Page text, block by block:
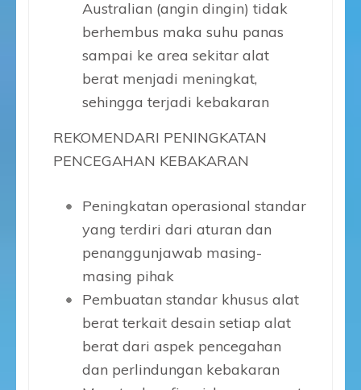
Australian (angin dingin) tidak
berhembus maka suhu panas
sampai ke area sekitar alat
berat menjadi meningkat,
sehingga terjadi kebakaran
REKOMENDARI PENINGKATAN
PENCEGAHAN KEBAKARAN
Peningkatan operasional standar
yang terdiri dari aturan dan
penanggunjawab masing-
masing pihak
Pembuatan standar khusus alat
berat terkait desain setiap alat
berat dari aspek pencegahan
dan perlindungan kebakaran